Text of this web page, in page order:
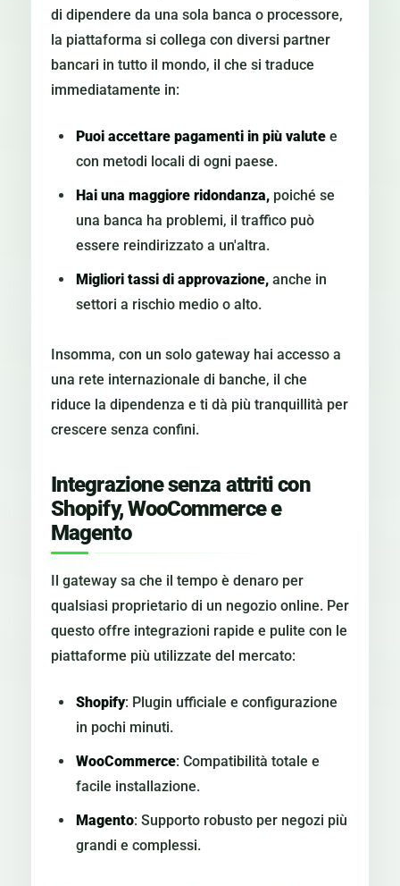
di dipendere da una sola banca o processore,
la piattaforma si collega con diversi partner
bancari in tutto il mondo, il che si traduce
immediatamente in:
Puoi accettare pagamenti in più valute e
con metodi locali di ogni paese.
Hai una maggiore ridondanza, poiché se
una banca ha problemi, il traffico può
essere reindirizzato a un'altra.
Migliori tassi di approvazione, anche in
settori a rischio medio o alto.
Insomma, con un solo gateway hai accesso a
una rete internazionale di banche, il che
riduce la dipendenza e ti dà più tranquillità per
crescere senza confini.
Integrazione senza attriti con
Shopify, WooCommerce e
Magento
Il gateway sa che il tempo è denaro per
qualsiasi proprietario di un negozio online. Per
questo offre integrazioni rapide e pulite con le
piattaforme più utilizzate del mercato:
Shopify: Plugin ufficiale e configurazione
in pochi minuti.
WooCommerce: Compatibilità totale e
facile installazione.
Magento: Supporto robusto per negozi più
grandi e complessi.